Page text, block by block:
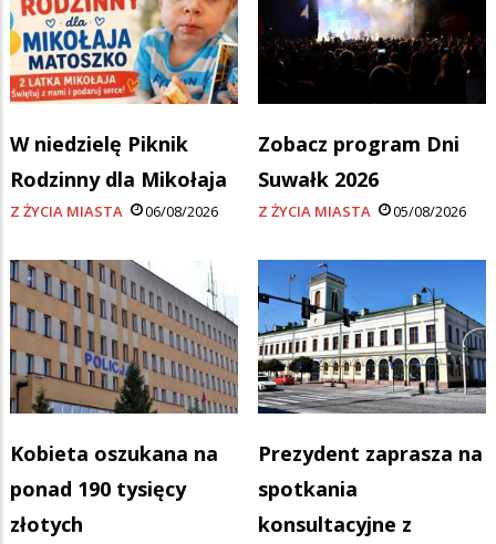
W niedzielę Piknik
Rodzinny dla Mikołaja
Z ŻYCIA MIASTA 06/08/2026
Zobacz program Dni
Suwałk 2026
Z ŻYCIA MIASTA 05/08/2026
Kobieta oszukana na
ponad 190 tysięcy
złotych
Prezydent zaprasza na
spotkania
konsultacyjne z